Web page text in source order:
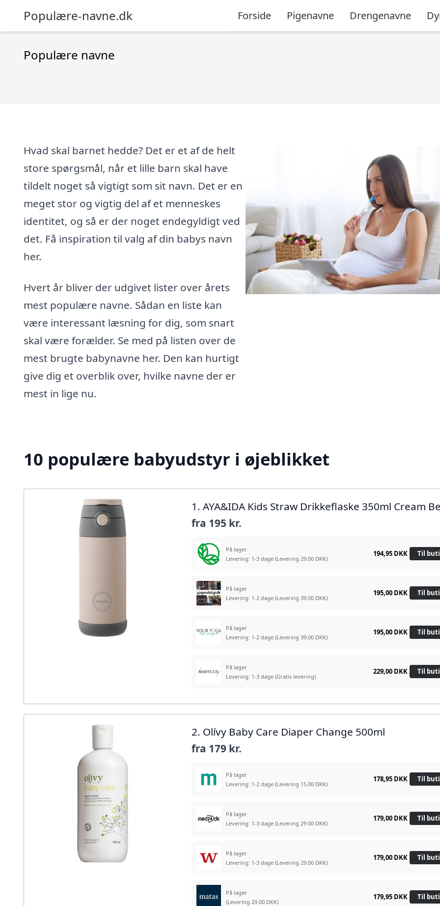
Populære-navne.dk Forside Pigenavne Drengenavne
Populære navne
Hvad skal barnet hedde? Det er et af de helt
store spørgsmål, når et lille barn skal have
tildelt noget så vigtigt som sit navn. Det er en
meget stor og vigtig del af et menneskes
identitet, og så er der noget endegyldigt ved
det. Få inspiration til valg af din babys navn
her.
Hvert år bliver der udgivet lister over årets
mest populære navne. Sådan en liste kan
være interessant læsning for dig, som snart
skal være forælder. Se med på listen over de
mest brugte babynavne her. Den kan hurtigt
give dig et overblik over, hvilke navne der er
mest in lige nu.
10 populære babyudstyr i øjeblikket
1. AYA&IDA Kids Straw Drikkeflaske 350ml Cream
fra 195 kr.
På lager
Levering: 1-3 dage(Levering 29.00 DKK)
194,95 DKK Til
På lager
Levering: 1-2 dage(Levering 39.00 DKK)
195,00 DKK Til
På lager
Levering: 1-2 dage(Levering 39.00 DKK)
195,00 DKK Til
På lager
Levering: 1-3 dage(Gratis levering)
229,00 DKK Til
2. Olívy Baby Care Diaper Change 500ml
fra 179 kr.
På lager
Levering: 1-2 dage(Levering 15.00 DKK)
178,95 DKK Til
På lager
Levering: 1-3 dage(Levering 29.00 DKK)
179,00 DKK Til
På lager
Levering: 1-3 dage(Levering 29.00 DKK)
179,00 DKK Til
På lager
(Levering 29.00 DKK)
179,95 DKK Til